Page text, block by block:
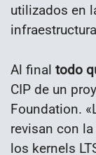
utilizados en
Al final todo
CIP de un
Foundation.
revisan con
los kernels